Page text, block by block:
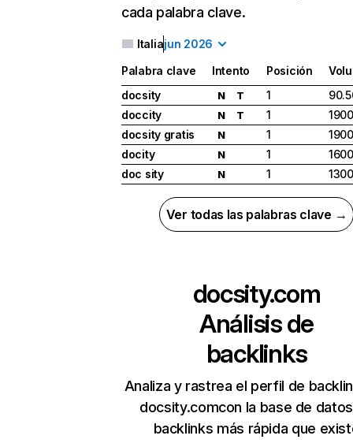
cada palabra clave.
Italiajun 2026
Palabra clave Intento Posición
docsity
N T 1
doccity
N T 1
1900
docsity gratis
N 1
1900
docity
N 1
1600
doc sity
N 1 1300
Ver todas las palabras clave →
docsity.com
Análisis de
backlinks
Analiza y rastrea el perfil de
docsity.comcon la base de
backlinks más rápida que